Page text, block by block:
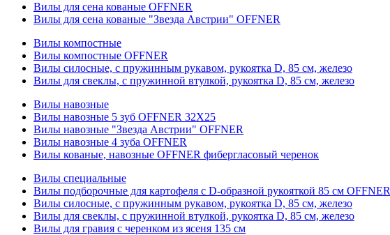
Вилы для сена кованые OFFNER
Вилы для сена кованые "Звезда Австрии" OFFNER
Вилы компостные
Вилы компостные OFFNER
Вилы силосные, с пружинным рукавом, рукоятка D, 85 см, железо
Вилы для свеклы, с пружинной втулкой, рукоятка D, 85 см, железо
Вилы навозные
Вилы навозные 5 зуб OFFNER 32X25
Вилы навозные "Звезда Австрии" OFFNER
Вилы навозные 4 зуба OFFNER
Вилы кованые, навозные OFFNER фибергласовый черенок
Вилы специальные
Вилы подборочные для картофеля с D-образной рукояткой 85 см OFFNER
Вилы силосные, с пружинным рукавом, рукоятка D, 85 см, железо
Вилы для свеклы, с пружинной втулкой, рукоятка D, 85 см, железо
Вилы для гравия с черенком из ясеня 135 см